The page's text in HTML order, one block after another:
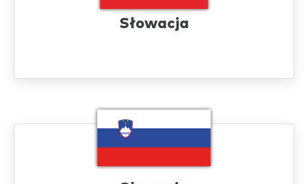
Słowacja